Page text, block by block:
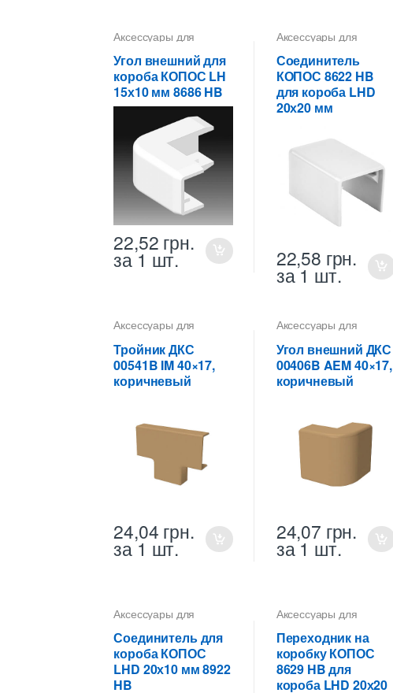
Аксессуары для
коробов
Угол внешний для
короба КОПОС LH
15х10 мм 8686 HB
22,52 грн.
за 1 шт.
Аксессуары для
коробов
Соединитель
КОПОС 8622 HB
для короба LHD
20х20 мм
22,58 грн.
за 1 шт.
Аксессуары для
коробов
Тройник ДКС
00541B IM 40×17,
коричневый
24,04 грн.
за 1 шт.
Аксессуары для
коробов
Угол внешний ДКС
00406B AEM 40×17,
коричневый
24,07 грн.
за 1 шт.
Аксессуары для
коробов
Соединитель для
короба КОПОС
LHD 20х10 мм 8922
HB
Аксессуары для
коробов
Переходник на
коробку КОПОС
8629 HB для
короба LHD 20х20